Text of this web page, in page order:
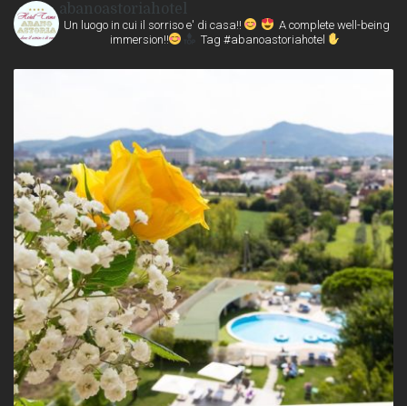
abanoastoriahotel
Un luogo in cui il sorriso e' di casa!!
A complete well-being
immersion!!
Tag #abanoastoriahotel